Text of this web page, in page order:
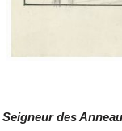
Seigneur des